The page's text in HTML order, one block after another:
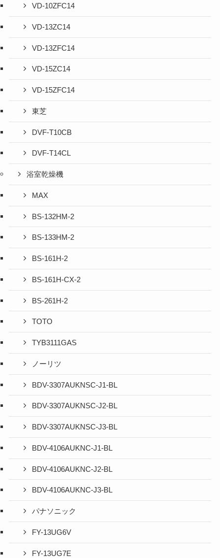
VD-10ZFC14
VD-13ZC14
VD-13ZFC14
VD-15ZC14
VD-15ZFC14
東芝
DVF-T10CB
DVF-T14CL
浴室乾燥機
MAX
BS-132HM-2
BS-133HM-2
BS-161H-2
BS-161H-CX-2
BS-261H-2
TOTO
TYB3111GAS
ノーリツ
BDV-3307AUKNSC-J1-BL
BDV-3307AUKNSC-J2-BL
BDV-3307AUKNSC-J3-BL
BDV-4106AUKNC-J1-BL
BDV-4106AUKNC-J2-BL
BDV-4106AUKNC-J3-BL
パナソニック
FY-13UG6V
FY-13UG7E